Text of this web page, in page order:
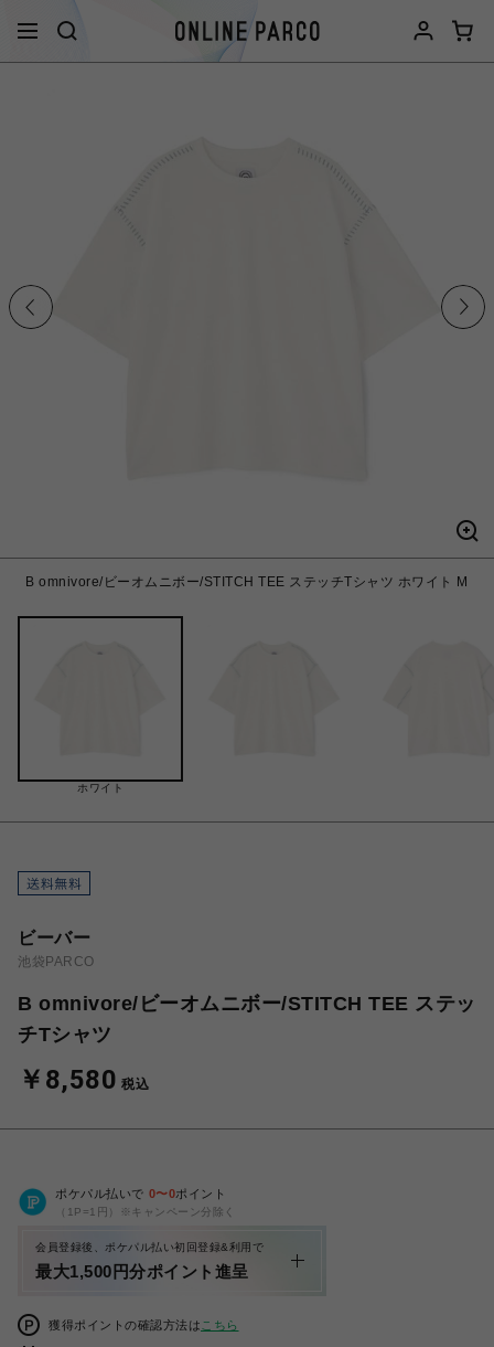
B omnivore/ビーオムニボー/STITCH TEE ステッチTシャツ ホワイト M
ホワイト
ビーバー
池袋PARCO
B omnivore/ビーオムニボー/STITCH TEE ステッ
チTシャツ
￥8,580 税込
ポケパル払いで 0〜0ポイント
（1P=1円）※キャンペーン分除く
会員登録後、ポケパル払い初回登録&利用で
最大1,500円分ポイント進呈
獲得ポイントの確認方法は こちら